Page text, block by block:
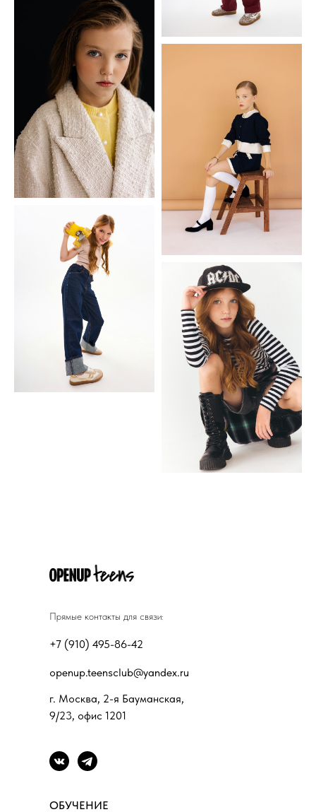
г. Москва, 2-я Бауманская,
9/23, офис 1201
+7 (910) 495-86-42
openup.teensclub@yandex.ru
Прямые контакты для связи:
ОБУЧЕНИЕ